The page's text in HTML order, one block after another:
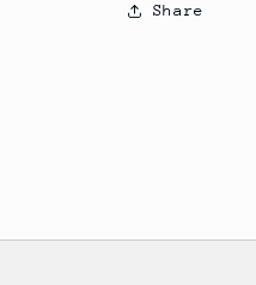
Share